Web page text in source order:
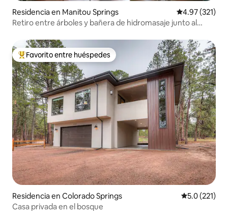
Residencia en Manitou Springs Calificación
4.97 (321)
Retiro entre árboles y bañera de hidromasaje junto al
De los mejores en Favorito entre huéspedes
Favorito entre huéspedes
Residencia en Colorado Springs Calificación
5.0 (221)
Casa privada en el bosque